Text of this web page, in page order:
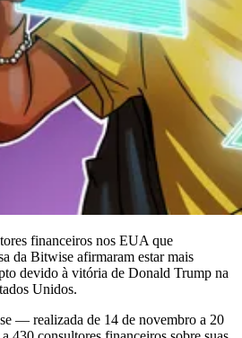
financeiros nos EUA que
da Bitwise afirmaram estar mais
devido à vitória de Donald Trump na
Unidos.
— realizada de 14 de novembro a 20